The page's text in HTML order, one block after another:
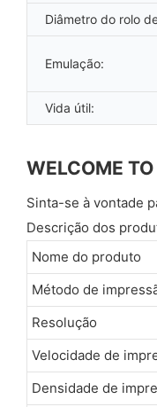
Diâmetro do rolo
Emulação:
Vida útil:
WELCOME
Sinta-se à vontade
Descrição dos
Nome do produto
Método de
Resolução
Velocidade de
Densidade de